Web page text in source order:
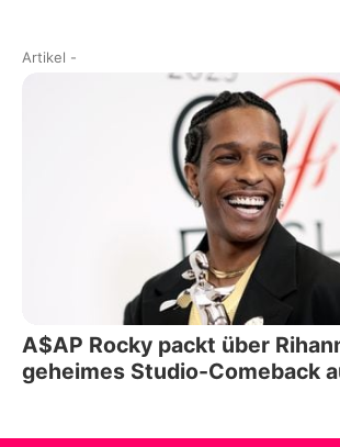
Artikel -
A$AP Rocky packt über
geheimes Studio-Comeback